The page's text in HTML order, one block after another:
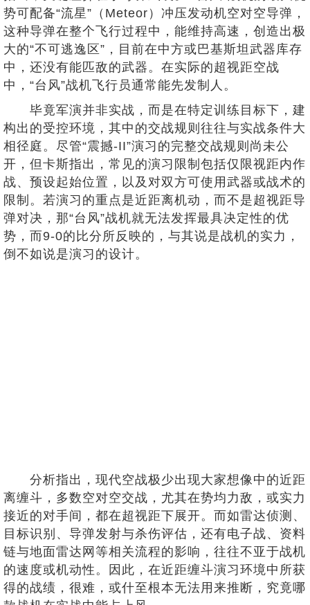
势可配备“流星”（Meteor）冲压发动机空对空导弹，
这种导弹在整个飞行过程中，能维持高速，创造出极
大的“不可逃逸区”，目前在中方或巴基斯坦武器库存
中，还没有能匹敌的武器。在实际的超视距空战
中，“台风”战机飞行员通常能先发制人。
毕竟军演并非实战，而是在特定训练目标下，建
构出的受控环境，其中的交战规则往往与实战条件大
相径庭。尽管“震撼-II”演习的完整交战规则尚未公
开，但卡斯指出，常见的演习限制包括仅限视距内作
战、预设起始位置，以及对双方可使用武器或战术的
限制。若演习的重点是近距离机动，而不是超视距导
弹对决，那“台风”战机就无法发挥最具决定性的优
势，而9-0的比分所反映的，与其说是战机的实力，
倒不如说是演习的设计。
分析指出，现代空战极少出现大家想像中的近距
离缠斗，多数空对空交战，尤其在势均力敌，或实力
接近的对手间，都在超视距下展开。而如雷达侦测、
目标识别、导弹发射与杀伤评估，还有电子战、资料
链与地面雷达网等相关流程的影响，往往不亚于战机
的速度或机动性。因此，在近距缠斗演习环境中所获
得的战绩，很难，或什至根本无法用来推断，究竟哪